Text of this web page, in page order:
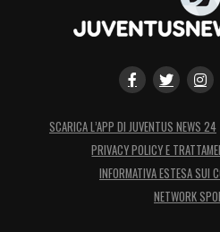
SCARICA L’APP DI JUVENTUS NEWS 24
PRIVACY POLICY E
INFORMATIVA ESTESA SUI
NETWORK